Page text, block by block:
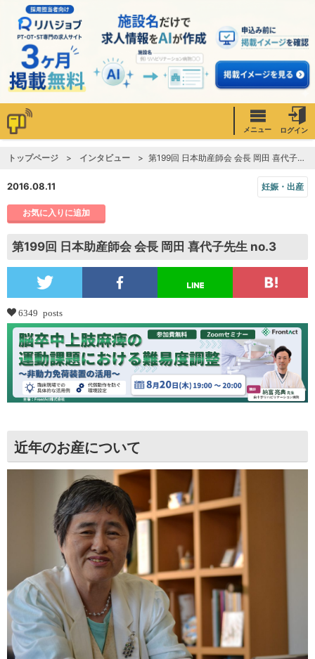
メニュー ログイン
トップページ インタビュー 第199回 日本助産師会 会長 岡田 喜代子先生 no.3
2016.08.11 妊娠・出産
お気に入りに追加
第199回 日本助産師会 会長 岡田 喜代子先生 no.3
6349 posts
近年のお産について